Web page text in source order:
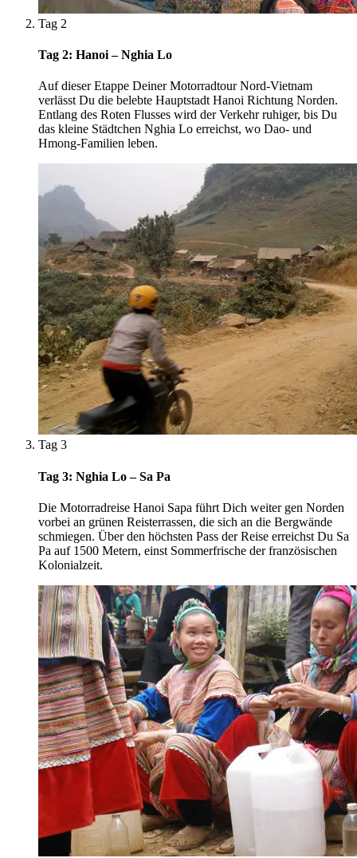
Tag 2
Tag 2: Hanoi – Nghia Lo
Auf dieser Etappe Deiner Motorradtour Nord-Vietnam
verlässt Du die belebte Hauptstadt Hanoi Richtung Norden.
Entlang des Roten Flusses wird der Verkehr ruhiger, bis Du
das kleine Städtchen Nghia Lo erreichst, wo Dao- und
Hmong-Familien leben.
Tag 3
Tag 3: Nghia Lo – Sa Pa
Die Motorradreise Hanoi Sapa führt Dich weiter gen Norden
vorbei an grünen Reisterrassen, die sich an die Bergwände
schmiegen. Über den höchsten Pass der Reise erreichst Du Sa
Pa auf 1500 Metern, einst Sommerfrische der französischen
Kolonialzeit.